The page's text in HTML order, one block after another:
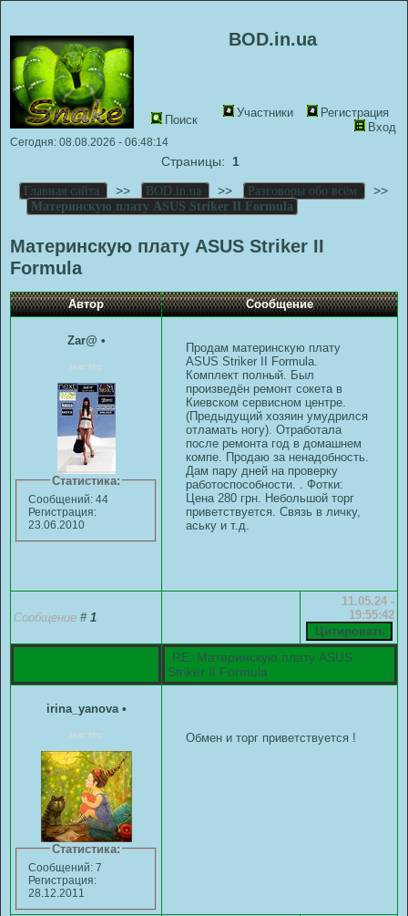
BOD.in.ua
Поиск
Участники
Регистрация
Вход
Сегодня: 08.08.2026 - 06:48:14
Страницы: 1
Главная сайта >> BOD.in.ua >> Разговоры обо всём >>
Материнскую плату ASUS Striker II Formula
Материнскую плату ASUS Striker II
Formula
Автор Сообщение
Zar@ •
мастер
Статистика:
Сообщений: 44
Регистрация:
23.06.2010
Продам материнскую плату
ASUS Striker II Formula.
Комплект полный. Был
произведён ремонт сокета в
Киевском сервисном центре.
(Предыдущий хозяин умудрился
отламать ногу). Отработала
после ремонта год в домашнем
компе. Продаю за ненадобность.
Дам пару дней на проверку
работоспособности. . Фотки:
Цена 280 грн. Небольшой торг
приветствуется. Связь в личку,
аську и т.д.
Сообщение # 1
11.05.24 -
19:55:42
RE: Материнскую плату ASUS
Striker II Formula
irina_yanova •
мастер
Статистика:
Сообщений: 7
Регистрация:
28.12.2011
Обмен и торг приветствуется !